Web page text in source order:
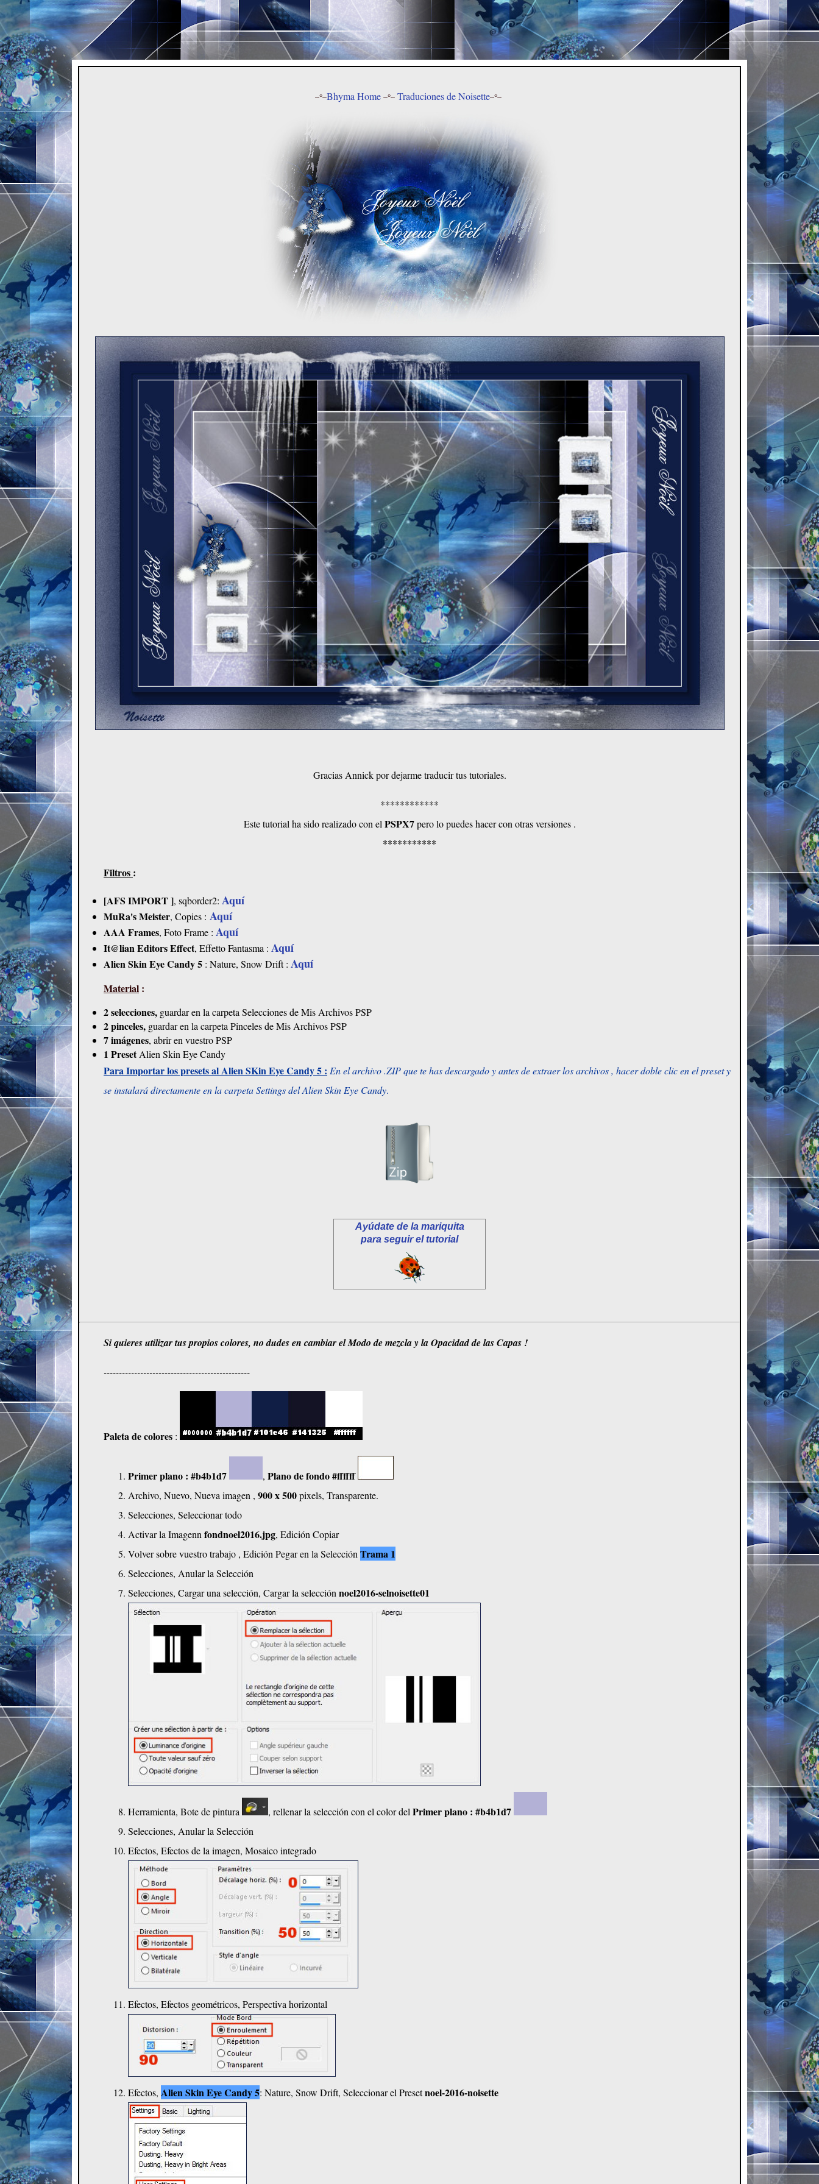
~°~Bhyma Home ~°~ Traduciones de Noisette~°~
Gracias Annick por dejarme traducir tus tutoriales.
************
Este tutorial ha sido realizado con el PSPX7pero lo puedes hacer con otras versiones .
***********
Filtros :
[AFS IMPORT ], sqborder2: Aquí
MuRa's Meister, Copies : Aquí
AAA Frames, Foto Frame : Aquí
It@lian Editors Effect, Effetto Fantasma : Aquí
Alien Skin Eye Candy 5 : Nature, Snow Drift : Aquí
Material :
2 selecciones, guardar en la carpeta Selecciones de Mis Archivos PSP
2 pinceles, guardar en la carpeta Pinceles de Mis Archivos PSP
7 imágenes, abrir en vuestro PSP
1 PresetAlien Skin Eye Candy
Para Importar los presets al Alien SKin Eye Candy 5 : En el archivo .ZIP que te has descargado y antes de extraer los archivos , hacer doble clic en el preset y
se instalará directamente en la carpeta Settings del Alien Skin Eye Candy.
Ayúdate de la mariquita
para seguir el tutorial
Si quieres utilizar tus propios colores, no dudes en cambiar el Modo de mezcla y la Opacidad de las Capas !
------------------------------------------------
Paleta de colores :
Primer plano : #b4b1d7 , Plano de fondo#ffffff
Archivo, Nuevo, Nueva imagen , 900 x 500pixels, Transparente.
Selecciones, Seleccionar todo
Activar la Imagenn fondnoel2016.jpg, Edición Copiar
Volver sobre vuestro trabajo , Edición Pegar en la Selección Trama 1
Selecciones, Anular la Selección
Selecciones, Cargar una selección, Cargar la selección noel2016-selnoisette01
Herramienta, Bote de pintura , rellenar la selección con el color del Primer plano : #b4b1d7
Selecciones, Anular la Selección
Efectos, Efectos de la imagen, Mosaico integrado
Efectos, Efectos geométricos, Perspectiva horizontal
Efectos, Alien Skin Eye Candy 5: Nature, Snow Drift, Seleccionar el Presetnoel-2016-noisette